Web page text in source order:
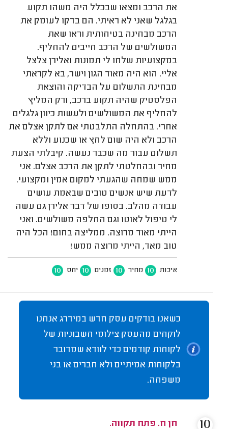
את הרכב ומצאו שבכלל היה משהו תקוע
בגלגל שאני לא ראיתי. הם בדקו לעומק את
הרכב מבחינה בטיחותית וראו שאת
המשולשים של הרכב חייבים להחליף.
במקצועיות שלחו לי תמונות ואלירן צלצל
אליי. הוא היה מאוד הגון וישר, בא לקראתי
מבחינת התשלום על הבדיקה והוצאת
הפלסטיק שהיה תקוע ברכב, ורק המליץ
להחליף את המשולשים ולעשות כיוון גלגלים
אחרי. בהתחלה התלבטתי אם לתקן אצלם את
הרכב ולא היה שום לחץ או שכנוע וללא
תשלום עבור מה שכבר נעשה. קיבלתי הצעת
מחיר ובהחלטתי לתקן את הרכב אצלם. אני
ממש שמחה שהגעתי למקום אמין ומקצועי.
לדעת שיש אנשים טובים שבאמת עושים
עבודה מהלב. בסופו של דבר אלירן גם עשה
לי טיפול לאוטו וגם החלפה משולשים. ואני
הייתי מאוד מרוצה. ממליצה בחום! הכל היה
טוב מאד, הייתי מרוצה ממש!
איכות 10 מחיר 10 זמנים 10 יחס 10
כשאנו בודקים עסק חדש במידרג אנחנו
לוקחים מהעסק צילומי חשבוניות של
לקוחות קודמים כדי לוודא שמדובר
בלקוחות אמיתיים ולא חברים או בני
משפחה.
חן ח. פתח תקווה.
10